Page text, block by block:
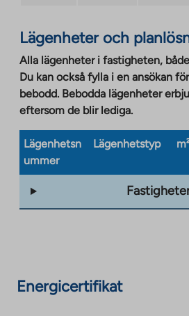
Lägenheter och
Alla lägenheter i fastigheten,
Du kan också fylla i en ansökan
bebodd. Bebodda lägenheter
eftersom de blir lediga.
Lägenhetsn
ummer
Lägenhetstyp
Energicertifikat